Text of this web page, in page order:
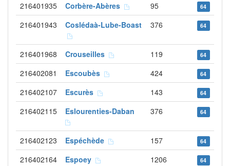
216401935 Corbère-Abères 95 64
216401943 Coslédaà-Lube-Boast 376 64
216401968 Crouseilles 119 64
216402081 Escoubès 424 64
216402107 Escurès 143 64
216402115 Eslourenties-Daban 376 64
216402123 Espéchède 157 64
216402164 Espoey 1206 64